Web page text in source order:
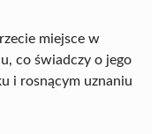
miejsce w
co świadczy o jego
i rosnącym uznaniu